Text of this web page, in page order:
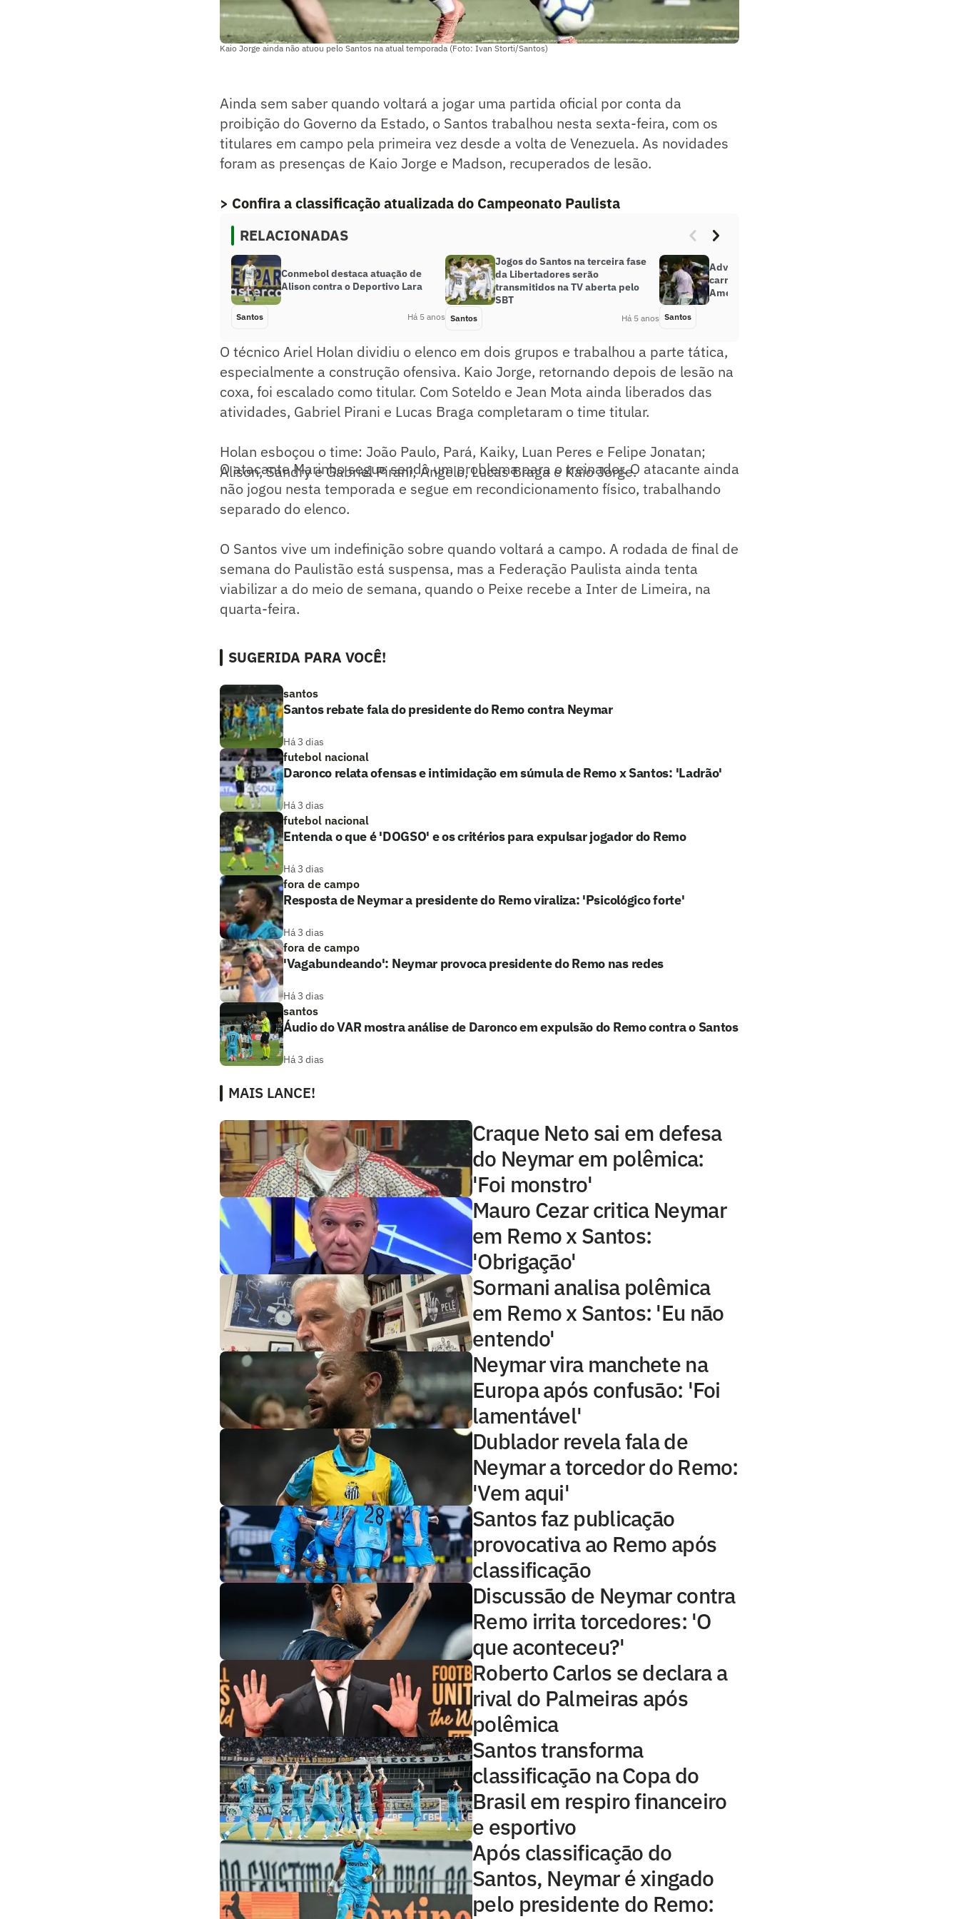
Kaio Jorge ainda não atuou pelo Santos na atual temporada (Foto: Ivan Storti/Santos)
Ainda sem saber quando voltará a jogar uma partida oficial por conta da
proibição do Governo da Estado, o Santos trabalhou nesta sexta-feira, com os
titulares em campo pela primeira vez desde a volta de Venezuela. As novidades
foram as presenças de Kaio Jorge e Madson, recuperados de lesão.
> Confira a classificação atualizada do Campeonato Paulista
RELACIONADAS
Conmebol destaca atuação de
Alison contra o Deportivo Lara
Santos Há 5 anos
Jogos do Santos na terceira fase
da Libertadores serão
transmitidos na TV aberta pelo
SBT
Santos Há 5 anos
Adversário na Libertadores já foi
carrasco do Santos na Sul-
Americana
Santos
O técnico Ariel Holan dividiu o elenco em dois grupos e trabalhou a parte tática,
especialmente a construção ofensiva. Kaio Jorge, retornando depois de lesão na
coxa, foi escalado como titular. Com Soteldo e Jean Mota ainda liberados das
atividades, Gabriel Pirani e Lucas Braga completaram o time titular.
Holan esboçou o time: João Paulo, Pará, Kaiky, Luan Peres e Felipe Jonatan;
Alison, Sandry e Gabriel Pirani; Ângelo, Lucas Braga e Kaio Jorge.
O atacante Marinho segue sendo um problema para o treinador. O atacante ainda
não jogou nesta temporada e segue em recondicionamento físico, trabalhando
separado do elenco.
O Santos vive um indefinição sobre quando voltará a campo. A rodada de final de
semana do Paulistão está suspensa, mas a Federação Paulista ainda tenta
viabilizar a do meio de semana, quando o Peixe recebe a Inter de Limeira, na
quarta-feira.
SUGERIDA PARA VOCÊ!
santos
Santos rebate fala do presidente do Remo contra Neymar
Há 3 dias
futebol nacional
Daronco relata ofensas e intimidação em súmula de Remo x Santos: 'Ladrão'
Há 3 dias
futebol nacional
Entenda o que é 'DOGSO' e os critérios para expulsar jogador do Remo
Há 3 dias
fora de campo
Resposta de Neymar a presidente do Remo viraliza: 'Psicológico forte'
Há 3 dias
fora de campo
'Vagabundeando': Neymar provoca presidente do Remo nas redes
Há 3 dias
santos
Áudio do VAR mostra análise de Daronco em expulsão do Remo contra o Santos
Há 3 dias
MAIS LANCE!
Craque Neto sai em defesa
do Neymar em polêmica:
'Foi monstro'
Mauro Cezar critica Neymar
em Remo x Santos:
'Obrigação'
Sormani analisa polêmica
em Remo x Santos: 'Eu não
entendo'
Neymar vira manchete na
Europa após confusão: 'Foi
lamentável'
Dublador revela fala de
Neymar a torcedor do Remo:
'Vem aqui'
Santos faz publicação
provocativa ao Remo após
classificação
Discussão de Neymar contra
Remo irrita torcedores: 'O
que aconteceu?'
Roberto Carlos se declara a
rival do Palmeiras após
polêmica
Santos transforma
classificação na Copa do
Brasil em respiro financeiro
e esportivo
Após classificação do
Santos, Neymar é xingado
pelo presidente do Remo: